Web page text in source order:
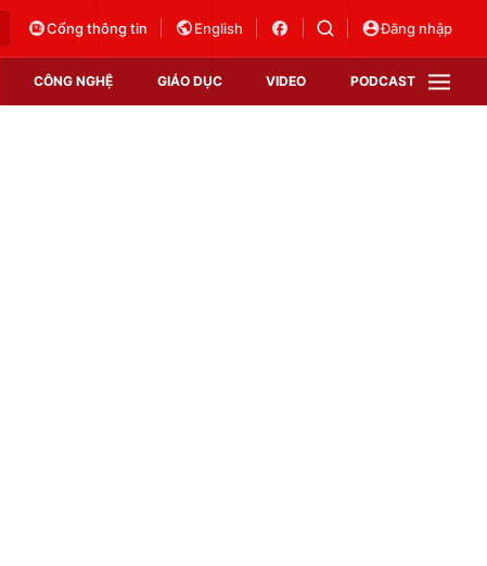
Cổng thông tin English Đăng nhập
CÔNG NGHỆ GIÁO DỤC VIDEO PODCAST